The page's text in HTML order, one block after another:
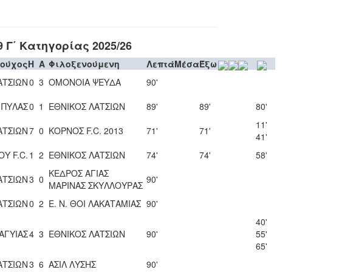
Κατηγορίας 2025/26
H A Φιλοξενούμενη ΛεπτάΜέσαΈξω
0 3 ΟΜΟΝΟΙΑ ΨΕΥΔΑ
90'
ΠΥΛΑΣ0 1 ΕΘΝΙΚΟΣ ΛΑΤΣΙΩΝ 89' 89'
80'
7 0 ΚΟΡΝΟΣ F.C. 2013 71' 71'
11'
41'
F.C. 1 2 ΕΘΝΙΚΟΣ ΛΑΤΣΙΩΝ 74' 74'
58'
3 0 ΚΕΔΡΟΣ ΑΓΙΑΣ
ΜΑΡΙΝΑΣ ΣΚΥΛΛΟΥΡΑΣ 90'
0 2 Ε. Ν. ΘΟΙ ΛΑΚΑΤΑΜΙΑΣ 90'
4 3 ΕΘΝΙΚΟΣ ΛΑΤΣΙΩΝ 90'
40'
55'
65'
3 6 ΑΣΙΛ ΛΥΣΗΣ 90'